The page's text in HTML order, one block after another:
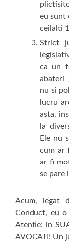
eu sunt
ceilalti
Strict
ca un
abateri
nu si
lucru
asta,
la
Ele nu
cum ar
ar fi
se pare
Acum, legat
Conduct, eu o
Atentie: in
AVOCATI! Un